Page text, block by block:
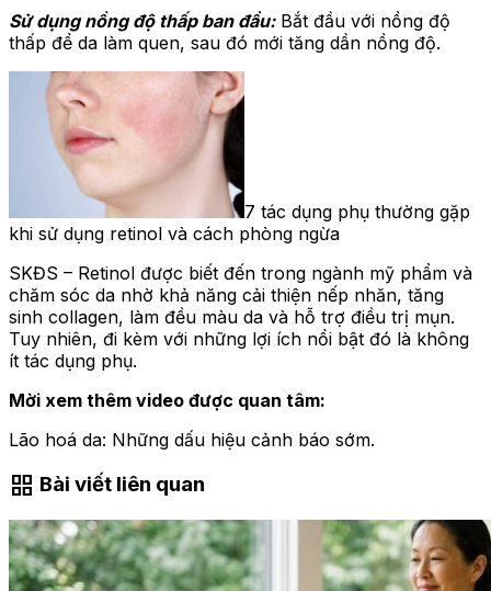
Sử dụng nồng độ thấp ban đầu:Bắt đầu với nồng độ
thấp để da làm quen, sau đó mới tăng dần nồng độ.
7 tác dụng phụ thường gặp
khi sử dụng retinol và cách phòng ngừa
SKĐS – Retinol được biết đến trong ngành mỹ phẩm và
chăm sóc da nhờ khả năng cải thiện nếp nhăn, tăng
sinh collagen, làm đều màu da và hỗ trợ điều trị mụn.
Tuy nhiên, đi kèm với những lợi ích nổi bật đó là không
ít tác dụng phụ.
Mời xem thêm video được quan tâm:
Lão hoá da: Những dấu hiệu cảnh báo sớm.
grid_view Bài viết liên quan